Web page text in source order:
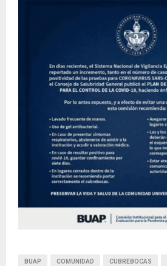
BUAP COMUNIDAD CUBREBOCAS